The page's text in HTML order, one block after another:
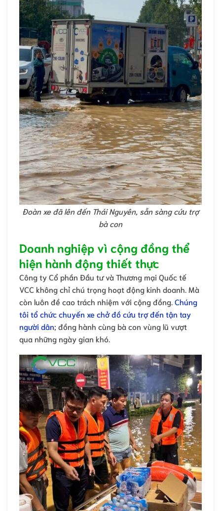
Đoàn xe đã lên đến Thái Nguyên, sẵn sàng cứu trợ
bà con
Doanh nghiệp vì cộng đồng thể
hiện hành động thiết thực
Công ty Cổ phần Đầu tư và Thương mại Quốc tế
VCC không chỉ chú trọng hoạt động kinh doanh. Mà
còn luôn đề cao trách nhiệm với cộng đồng. Chúng
tôi tổ chức chuyến xe chở đồ cứu trợ đến tận tay
người dân; đồng hành cùng bà con vùng lũ vượt
qua những ngày gian khó.